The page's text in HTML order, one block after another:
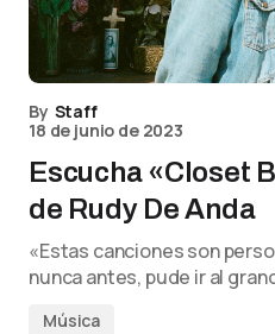
By Staff
18 de junio de 2023
Escucha «Closet
de Rudy De Anda
«Estas canciones son
nunca antes, pude ir al
Música